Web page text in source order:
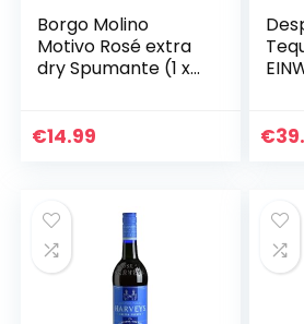
Borgo Molino
Motivo Rosé extra
dry Spumante (1 x
€14.99 €